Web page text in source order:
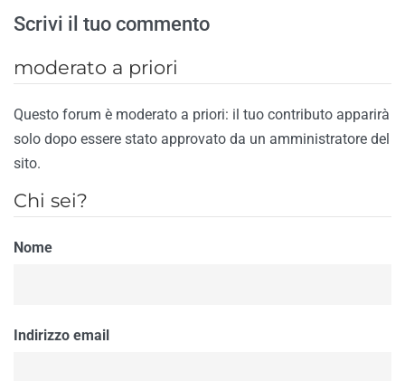
Scrivi il tuo commento
moderato a priori
Questo forum è moderato a priori: il tuo contributo apparirà
solo dopo essere stato approvato da un amministratore del
sito.
Chi sei?
Nome
Indirizzo email